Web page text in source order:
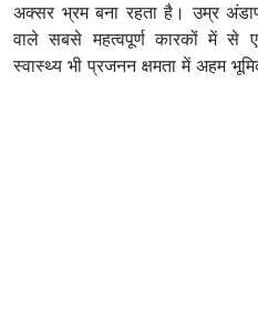
अक्सर भ्रम बना रहता है। उम्र
वाले सबसे महत्वपूर्ण कारकों में से
स्वास्थ्य भी प्रजनन क्षमता में अहम